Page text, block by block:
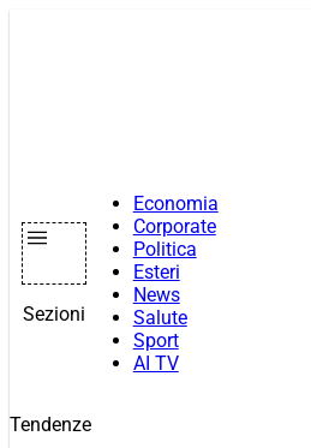
Sezioni
Economia
Corporate
Politica
Esteri
News
Salute
Sport
AI TV
Tendenze